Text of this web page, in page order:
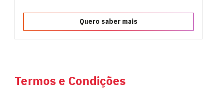
Quero saber mais
Termos e Condições